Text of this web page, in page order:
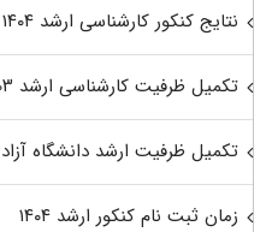
نتایج کنکور کارشناسی ارشد ۱۴۰۴
تکمیل ظرفیت کارشناسی ارشد ۱۴۰۳
تکمیل ظرفیت ارشد دانشگاه آزاد ۱۴۰۳
زمان ثبت نام کنکور ارشد ۱۴۰۴